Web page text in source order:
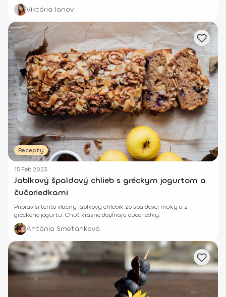
Viktória Janov
Recepty
15 Feb 2023
Jablkový špaldový chlieb s gréckym jogurtom a
čučoriedkami
Priprav si tento vláčny jablkový chlebík zo špaldovej múky a z
gréckeho jogurtu. Chuť krásne dopĺňajú čučoriedky.
Antónia Smetanková